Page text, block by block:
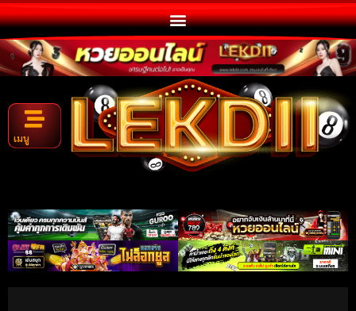
เมนู